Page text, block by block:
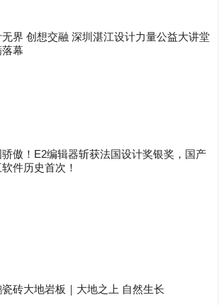
无界 创想交融 深圳湛江设计力量公益大讲堂
幕
骄傲！E2编辑器斩获法国设计奖银奖，国产
件历史首次！
瓷砖大地岩板｜大地之上 自然生长